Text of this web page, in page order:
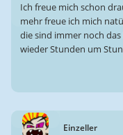
Ich freue mich schon
mehr freue ich mich
die sind immer noch
wieder Stunden um
Einzeller